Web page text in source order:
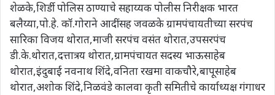
शेळके,शिर्डी पोलिस ठाण्याचे सहाय्यक पोलीस निरीक्षक भारत
बलैय्या,पो.हे. कॉ.गोराने आदींसह जवळके ग्रामपंचायतीच्या सरपंच
सारिका विजय थोरात,माजी सरपंच वसंत थोरात,उपसरपंच
डी.के.थोरात,दत्तात्रय थोरात,ग्रामपंचायत सदस्य भाऊसाहेब
थोरात,इंदुबाई नवनाथ शिंदे,वनिता रखमा वाकचौरे,बापूसाहेब
थोरात,अशोक शिंदे,निळवंडे कालवा कृती समितीचे कार्याध्यक्ष गंगाधर